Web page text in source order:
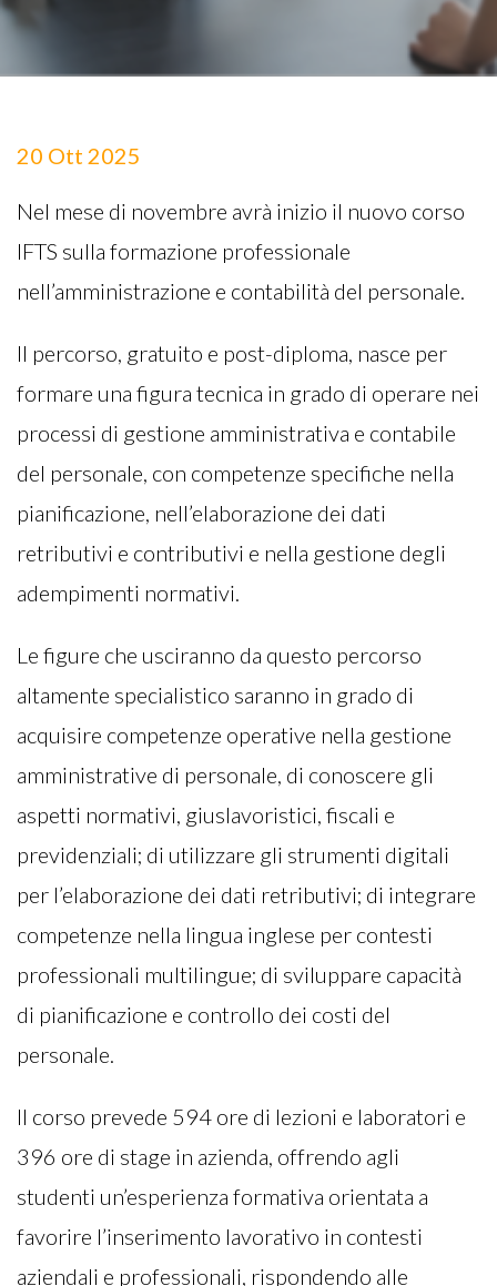
20 Ott 2025
Nel mese di novembre avrà inizio il nuovo corso
IFTS sulla formazione professionale
nell’amministrazione e contabilità del personale.
Il percorso, gratuito e post-diploma, nasce per
formare una figura tecnica in grado di operare nei
processi di gestione amministrativa e contabile
del personale, con competenze specifiche nella
pianificazione, nell’elaborazione dei dati
retributivi e contributivi e nella gestione degli
adempimenti normativi.
Le figure che usciranno da questo percorso
altamente specialistico saranno in grado di
acquisire competenze operative nella gestione
amministrative di personale, di conoscere gli
aspetti normativi, giuslavoristici, fiscali e
previdenziali; di utilizzare gli strumenti digitali
per l’elaborazione dei dati retributivi; di integrare
competenze nella lingua inglese per contesti
professionali multilingue; di sviluppare capacità
di pianificazione e controllo dei costi del
personale.
Il corso prevede 594 ore di lezioni e laboratori e
396 ore di stage in azienda, offrendo agli
studenti un’esperienza formativa orientata a
favorire l’inserimento lavorativo in contesti
aziendali e professionali, rispondendo alle